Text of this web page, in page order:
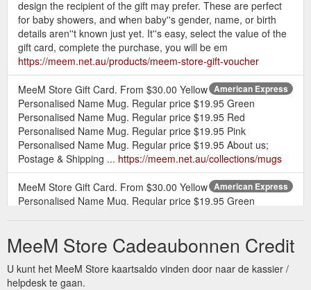
design the recipient of the gift may prefer. These are perfect
for baby showers, and when baby''s gender, name, or birth
details aren''t known just yet. It''s easy, select the value of the
gift card, complete the purchase, you will be em
https://meem.net.au/products/meem-store-gift-voucher
American Express
MeeM Store Gift Card. From $30.00 Yellow
Personalised Name Mug. Regular price $19.95 Green
Personalised Name Mug. Regular price $19.95 Red
Personalised Name Mug. Regular price $19.95 Pink
Personalised Name Mug. Regular price $19.95 About us;
Postage & Shipping ... https://meem.net.au/collections/mugs
American Express
MeeM Store Gift Card. From $30.00 Yellow
Personalised Name Mug. Regular price $19.95 Green
Personalised Name Mug. Regular price $19.95 2pc Newborn
Swaddle Wrap Sleeping Bag Set ...
https://meem.net.au/collections/other
MeeM Store Cadeaubonnen Credit
U kunt het MeeM Store kaartsaldo vinden door naar de kassier /
helpdesk te gaan.